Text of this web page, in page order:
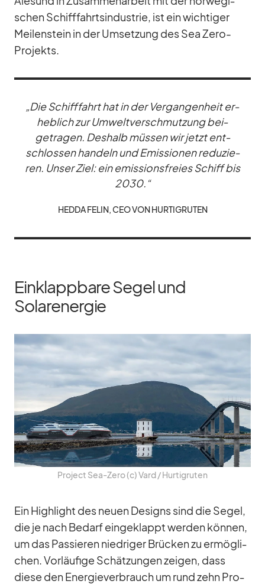
schen Schiff­fahrts­in­dus­trie, ist ein wich­ti­ger
Mei­len­stein in der Um­set­zung des Sea Zero-
Pro­jekts.
„Die Schiff­fahrt hat in der Ver­gan­gen­heit er­
heb­lich zur Um­welt­ver­schmut­zung bei­
getra­gen. Des­halb müs­sen wir jetzt ent­
schlos­sen han­deln und Emis­sio­nen re­du­zie­
ren. Un­ser Ziel: ein emis­si­ons­freies Schiff bis
2030.“
HEDDA FE­LIN, CEO VON HUR­TIG­RU­TEN
Einklappbare Segel und
Solarenergie
Pro­ject Sea-Zero (c) Vard /​ Hur­tig­ru­ten
Ein High­light des neuen De­signs sind die Se­gel,
die je nach Be­darf ein­ge­klappt wer­den kön­nen,
um das Pas­sie­ren nied­ri­ger Brü­cken zu er­mög­li­
chen. Vor­läu­fige Schät­zun­gen zei­gen, dass
diese den En­er­gie­ver­brauch um rund zehn Pro­